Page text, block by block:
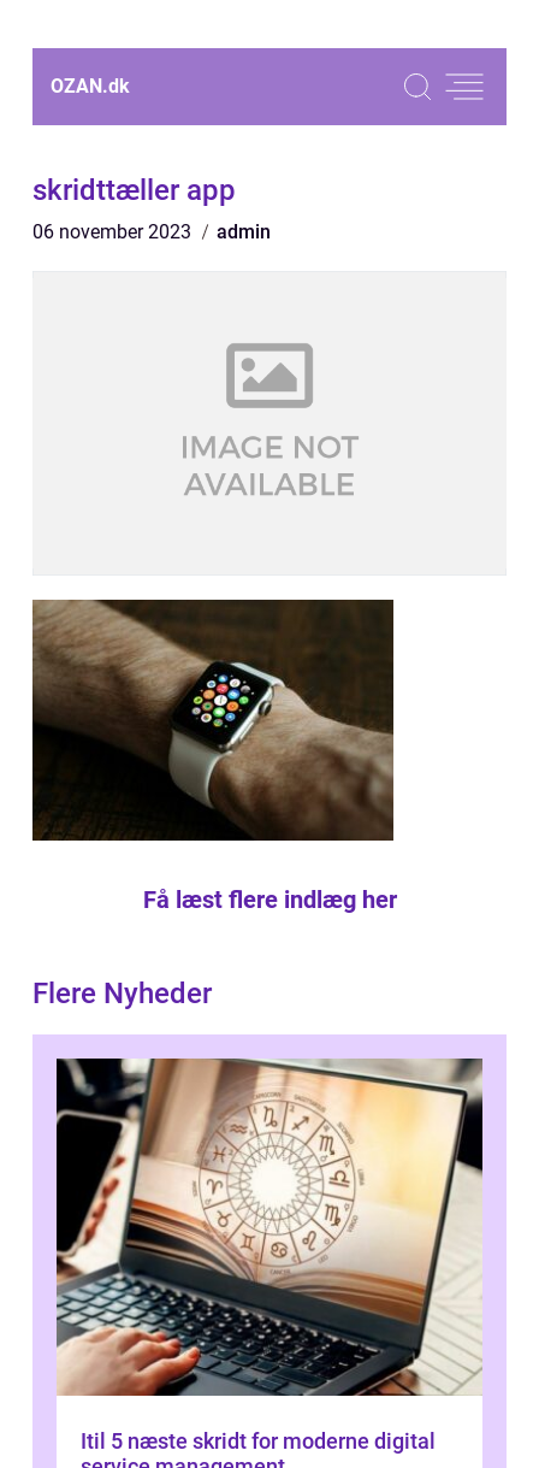
OZAN.dk
skridttæller app
06 november 2023 admin
Få læst flere indlæg her
Flere Nyheder
Itil 5 næste skridt for moderne digital